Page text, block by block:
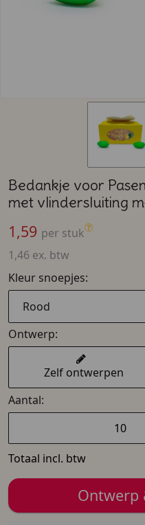
Bedankje voor
met vlindersluiting
1,59 per stuk
1,46 ex. btw
Kleur snoepjes:
Rood
Ontwerp:
Zelf ontwerpen
Aantal:
Totaal incl. btw
Ontwerp